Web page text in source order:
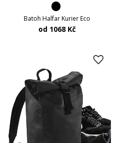
Batoh Halfar Kurier Eco
od 1068 Kč